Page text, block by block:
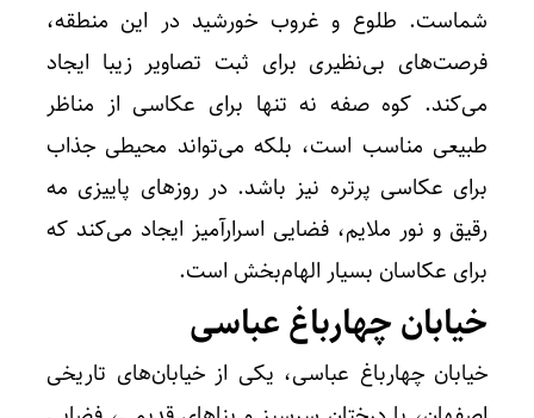
شماست. طلوع و غروب خورشید در این منطقه،
فرصت‌های بی‌نظیری برای ثبت تصاویر زیبا ایجاد
می‌کند. کوه صفه نه تنها برای عکاسی از مناظر
طبیعی مناسب است، بلکه می‌تواند محیطی جذاب
برای عکاسی پرتره نیز باشد. در روزهای پاییزی مه
رقیق و نور ملایم، فضایی اسرارآمیز ایجاد می‌کند که
برای عکاسان بسیار الهام‌بخش است.
خیابان چهارباغ عباسی
خیابان چهارباغ عباسی، یکی از خیابان‌های تاریخی